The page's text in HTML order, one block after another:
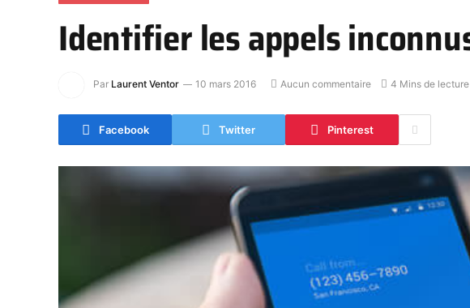
Identifier les appels
Par Laurent Ventor 10 mars 2016 Aucun commentaire 4 Mins de lecture
Facebook Twitter Pinterest